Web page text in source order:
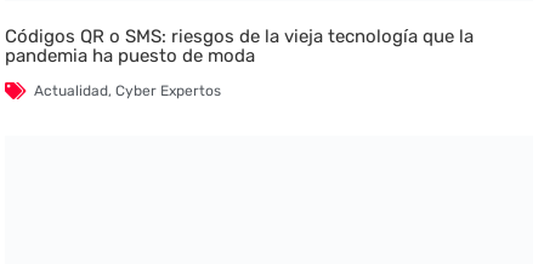
Códigos QR o SMS: riesgos de la vieja tecnología que la
pandemia ha puesto de moda
Actualidad,Cyber Expertos